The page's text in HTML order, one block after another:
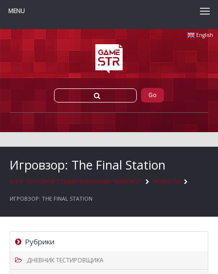
English
MENU
Игровзор: The Final Station
БЛОГ ТЕСТОВОЙ СТУДИИ КОМПАНИИ "БАЙТЭКС" НОВОСТИ
ИГРОВЗОР: THE FINAL STATION
Рубрики
ДНЕВНИК ТЕСТИРОВЩИКА